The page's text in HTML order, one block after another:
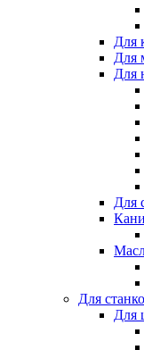
Для
Для
Для
Для
Для
Для